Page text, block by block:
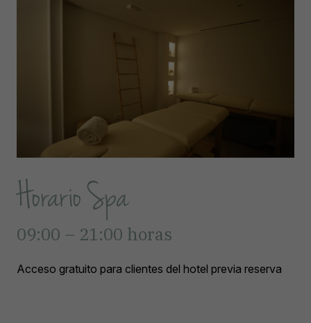
Horario Spa
09:00 – 21:00 horas
Acceso gratuito para clientes del hotel previa reserva